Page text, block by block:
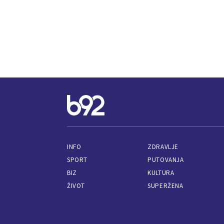
INFO
SPORT
BIZ
ŽIVOT
ZDRAVLJE
PUTOVANJA
KULTURA
SUPERŽENA